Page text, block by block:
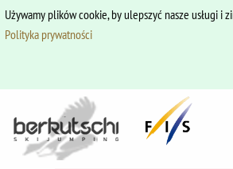
Używamy plików cookie, by ulepszyć nasze usługi i
Polityka prywatności